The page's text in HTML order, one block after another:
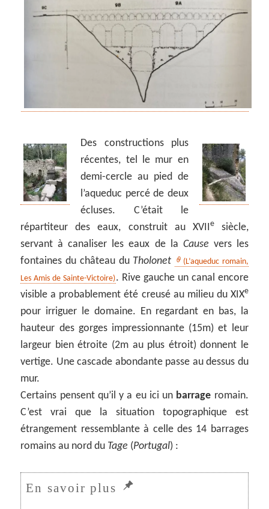
Des constructions plus
récentes, tel le mur en
demi-cercle au pied de
l’aqueduc percé de deux
écluses. C’était le
répartiteur des eaux, construit au XVIIesiècle,
servant à canaliser les eaux de la Cause vers les
fontaines du château du Tholonet
(L’aqueduc romain,
Les Amis de Sainte-Victoire). Rive gauche un canal encore
visible a probablement été creusé au milieu du XIXe
pour irriguer le domaine. En regardant en bas, la
hauteur des gorges impressionnante (15m) et leur
largeur bien étroite (2m au plus étroit) donnent le
vertige. Une cascade abondante passe au dessus du
mur.
Certains pensent qu’il y a eu ici un barrage romain.
C’est vrai que la situation topographique est
étrangement ressemblante à celle des 14 barrages
romains au nord du Tage (Portugal) :